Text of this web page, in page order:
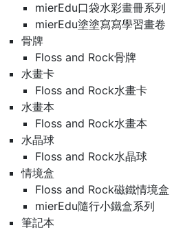
mierEdu口袋水彩畫冊系列
mierEdu塗塗寫寫學習畫卷
骨牌
Floss and Rock骨牌
水畫卡
Floss and Rock水畫卡
水畫本
Floss and Rock水畫本
水晶球
Floss and Rock水晶球
情境盒
Floss and Rock磁鐵情境盒
mierEdu隨行小鐵盒系列
筆記本